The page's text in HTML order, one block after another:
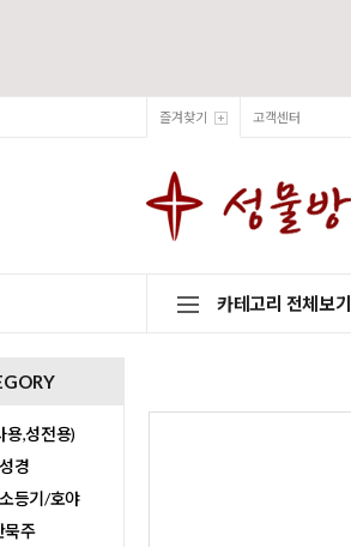
즐겨찾기 고객센터
카테고리 전체보기
용,성전용)
경
등기/호야
주